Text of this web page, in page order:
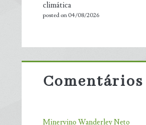
climática
posted on 04/08/2026
Comentários
Minervino Wanderley Neto